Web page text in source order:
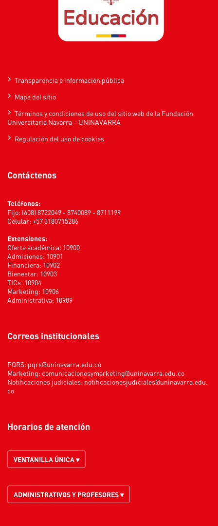
Transparencia e información pública
Mapa del sitio
Términos y condiciones de uso del sitio web de la Fundación
Universitaria Navarra – UNINAVARRA
Regulación del uso de cookies
Contáctenos
Teléfonos:
Fijo: (608) 8722049 - 8740089 - 8711199
Celular: +57 3180715286
Extensiones:
Oferta académica: 10900
Admisiones: 10901
Financiera: 10902
Bienestar: 10903
TICs: 10904
Marketing: 10906
Administrativa: 10909
Correos institucionales
PQRS: pqrs@uninavarra.edu.co
Marketing: comunicacionesymarketing@uninavarra.edu.co
Notificaciones judiciales: notificacionesjudiciales@uninavarra.edu.
co
Horarios de atención
VENTANILLA ÚNICA ▾
ADMINISTRATIVOS Y PROFESORES ▾